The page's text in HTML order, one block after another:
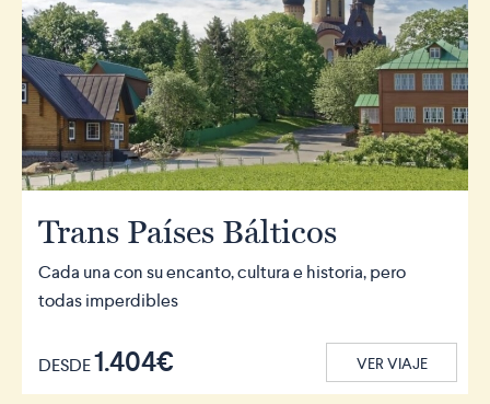
Trans Países Bálticos
Cada una con su encanto, cultura e historia, pero
todas imperdibles
DESDE1.404€ VER VIAJE